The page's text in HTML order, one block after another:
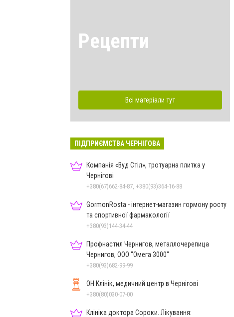
Рецепти
Всі матеріали тут
ПІДПРИЄМСТВА ЧЕРНІГОВА
Компанія «Вуд Стіл», тротуарна плитка у
Чернігові
+380(67)662-84-87, +380(93)364-16-88
GormonRosta - інтернет-магазин гормону росту
та спортивної фармакології
+380(93)144-34-44
Профнастил Чернигов, металлочерепица
Чернигов, ООО "Омега 3000"
+380(93)682-99-99
ОН Клінік, медичний центр в Чернігові
+380(80)030-07-00
Клініка доктора Сороки. Лікування: